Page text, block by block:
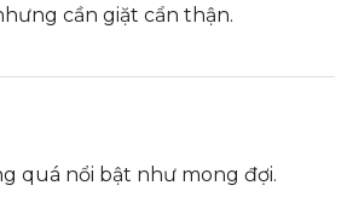
cần giặt cẩn thận.
quá nổi bật như mong đợi.